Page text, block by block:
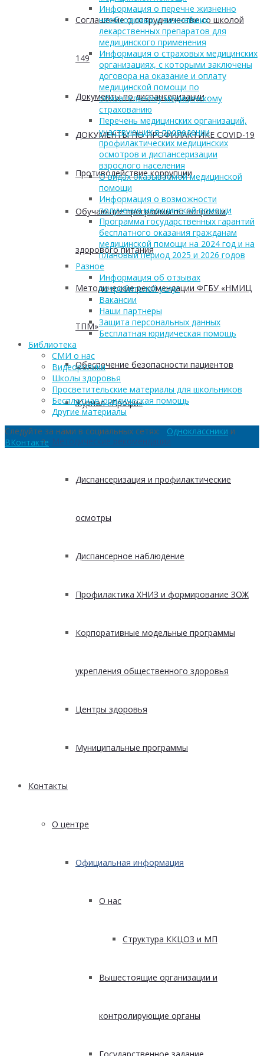
Соглашение о сотрудничестве со школой
149
Документы по диспансеризации
ДОКУМЕНТЫ ПО ПРОФИЛАКТИКЕ COVID-19
Противодействие коррупции
Обучающие программы по вопросам
здорового питания
Методические рекомендации ФГБУ «НМИЦ
ТПМ»
Обеспечение безопасности пациентов
Журнал «Профи»
Методические рекомендации
Диспансеризация и профилактические
осмотры
Диспансерное наблюдение
Профилактика ХНИЗ и формирование ЗОЖ
Корпоративные модельные программы
укрепления общественного здоровья
Центры здоровья
Муниципальные программы
Контакты
О центре
Официальная информация
О нас
Структура ККЦОЗ и МП
Вышестоящие организации и
контролирующие органы
Информация о перечне жизненно
необходимых и важнейших
лекарственных препаратов для
медицинского применения
Информация о страховых медицинских
организациях, с которыми заключены
договора на оказание и оплату
медицинской помощи по
обязательному медицинскому
страхованию
Перечень медицинских организаций,
участвующих в проведении
профилактических медицинских
осмотров и диспансеризации
взрослого населения
О видах оказываемой медицинской
помощи
Информация о возможности
получения медицинской помощи
Программа государственных гарантий
бесплатного оказания гражданам
медицинской помощи на 2024 год и на
плановый период 2025 и 2026 годов
Разное
Информация об отзывах
потребителей услуг
Вакансии
Наши партнеры
Защита персональных данных
Бесплатная юридическая помощь
Библиотека
СМИ о нас
Видеоролики
Школы здоровья
Просветительские материалы для школьников
Бесплатная юридическая помощь
Другие материалы
Следуйте за нами в социальных сетях: Одноклассники и
ВКонтакте